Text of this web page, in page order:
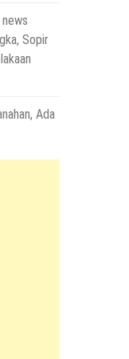
Sopir
Ada